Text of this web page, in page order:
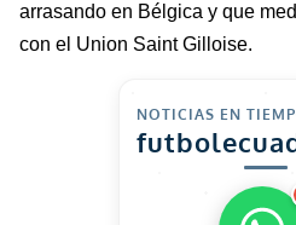
arrasando en Bélgica y que
con el Union SaintGilloise.
NOTICIAS EN